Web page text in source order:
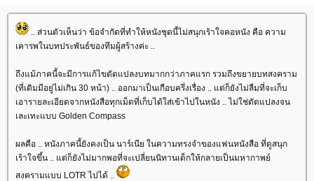
.. ส่วนตัวเห็นว่า ข้อจำกัดที่ทำให้หนังชุดนี้ไม่สนุกเร้าใจคอหนัง คือ ความ
เคารพในบทประพันธ์ของทีมผู้สร้างค่ะ ..
ถึงแม้ภาคนี้จะมีการแก้ไขดัดแปลงบทมากกว่าภาคแรก รวมถึงขยายบทสงคราม
(ที่เดิมมีอยู่ไม่เกิน 30 หน้า) .. ออกมาเป็นเกือบครึ่งเรื่อง .. แต่ก็ยังไม่ลืมที่จะเก็บ
เอารายละเอียดจากหนังสือทุกเม็ดที่เก็บได้ใส่เข้าไปในหนัง .. ไม่ใช่ดัดแปลงจน
เละเทะแบบ Golden Compass
ผลคือ .. หนังภาคนี้ยังคงเป็น นาร์เนีย ในความทรงจำของแฟนหนังสือ ที่ดูสนุก
เร้าใจขึ้น .. แต่ก็ยังไม่มากพอที่จะเปลี่ยนนิทานเด็กให้กลายเป็นมหากาพย์
สงครามแบบ LOTR ไปได้ ..